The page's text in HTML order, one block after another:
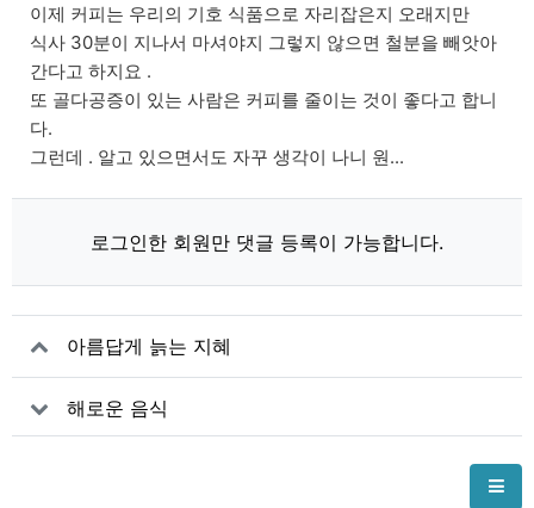
이제 커피는 우리의 기호 식품으로 자리잡은지 오래지만
식사 30분이 지나서 마셔야지 그렇지 않으면 철분을 빼앗아
간다고 하지요 .
또 골다공증이 있는 사람은 커피를 줄이는 것이 좋다고 합니
다.
그런데 . 알고 있으면서도 자꾸 생각이 나니 원...
로그인한 회원만 댓글 등록이 가능합니다.
아름답게 늙는 지혜
해로운 음식